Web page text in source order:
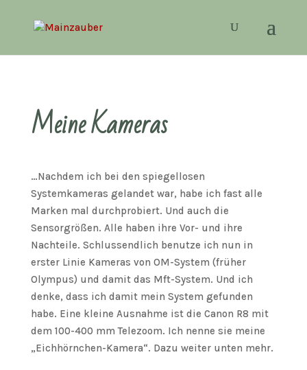
Meine Kameras
…Nachdem ich bei den spiegellosen
Systemkameras gelandet war, habe ich fast alle
Marken mal durchprobiert. Und auch die
Sensorgrößen. Alle haben ihre Vor- und ihre
Nachteile. Schlussendlich benutze ich nun in
erster Linie Kameras von OM-System (früher
Olympus) und damit das Mft-System. Und ich
denke, dass ich damit mein System gefunden
habe. Eine kleine Ausnahme ist die Canon R8 mit
dem 100-400 mm Telezoom. Ich nenne sie meine
„Eichhörnchen-Kamera“. Dazu weiter unten mehr.